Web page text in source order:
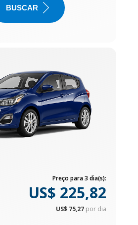
BUSCAR
Preço para 3 dia(s):
US$ 225,82
US$ 75,27 por dia